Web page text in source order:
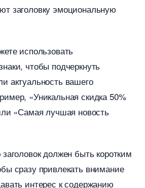
заголовку эмоциональную
использовать
чтобы подчеркнуть
актуальность вашего
«Уникальная скидка 50%
«Самая лучшая новость
должен быть коротким
сразу привлекать внимание
интерес к содержанию